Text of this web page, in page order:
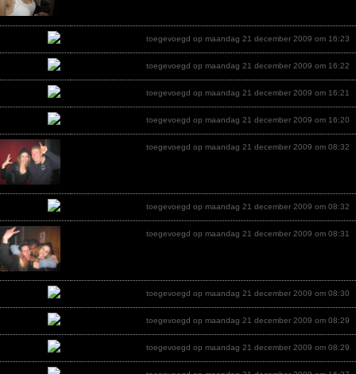
toegevoegd op maandag 21 december 2009 om 16:23
toegevoegd op maandag 21 december 2009 om 16:22
toegevoegd op maandag 21 december 2009 om 16:21
toegevoegd op maandag 21 december 2009 om 16:20
toegevoegd op maandag 21 december 2009 om 08:32
toegevoegd op maandag 21 december 2009 om 08:32
toegevoegd op maandag 21 december 2009 om 08:31
toegevoegd op maandag 21 december 2009 om 08:30
toegevoegd op maandag 21 december 2009 om 08:29
toegevoegd op maandag 21 december 2009 om 08:29